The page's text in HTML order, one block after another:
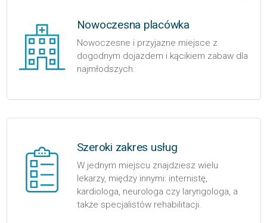
Nowoczesna placówka
Nowoczesne i przyjazne miejsce z
dogodnym dojazdem i kącikiem zabaw dla
najmłodszych.
Szeroki zakres usług
W jednym miejscu znajdziesz wielu
lekarzy, między innymi: internistę,
kardiologa, neurologa czy laryngologa, a
także specjalistów rehabilitacji.